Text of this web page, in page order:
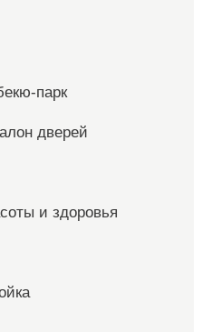
парк
дверей
и здоровья